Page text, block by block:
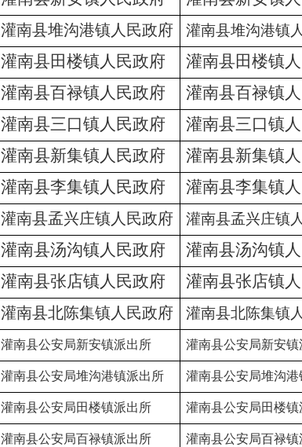
灌南县堆沟港镇人民政府 灌南县堆沟港镇
灌南县田楼镇人民政府
灌南县田楼镇
灌南县百禄镇人民政府
灌南县百禄镇
灌南县三口镇人民政府
灌南县三口镇
灌南县新集镇人民政府
灌南县新集镇
灌南县李集镇人民政府
灌南县李集镇
灌南县孟兴庄镇人民政府 灌南县孟兴庄镇
灌南县汤沟镇人民政府
灌南县汤沟镇
灌南县张店镇人民政府
灌南县张店镇
灌南县北陈集镇人民政府 灌南县北陈集镇
灌南县公安局新安镇派出所 灌南县公安局新安镇
灌南县公安局堆沟港镇派出所 灌南县公安局堆沟港
灌南县公安局田楼镇派出所 灌南县公安局田楼镇
灌南县公安局百禄镇派出所 灌南县公安局百禄镇